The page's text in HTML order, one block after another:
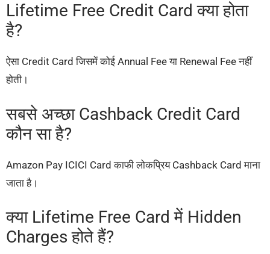
Lifetime Free Credit Card क्या होता
है?
ऐसा Credit Card जिसमें कोई Annual Fee या Renewal Fee नहीं
होती।
सबसे अच्छा Cashback Credit Card
कौन सा है?
Amazon Pay ICICI Card काफी लोकप्रिय Cashback Card माना
जाता है।
क्या Lifetime Free Card में Hidden
Charges होते हैं?